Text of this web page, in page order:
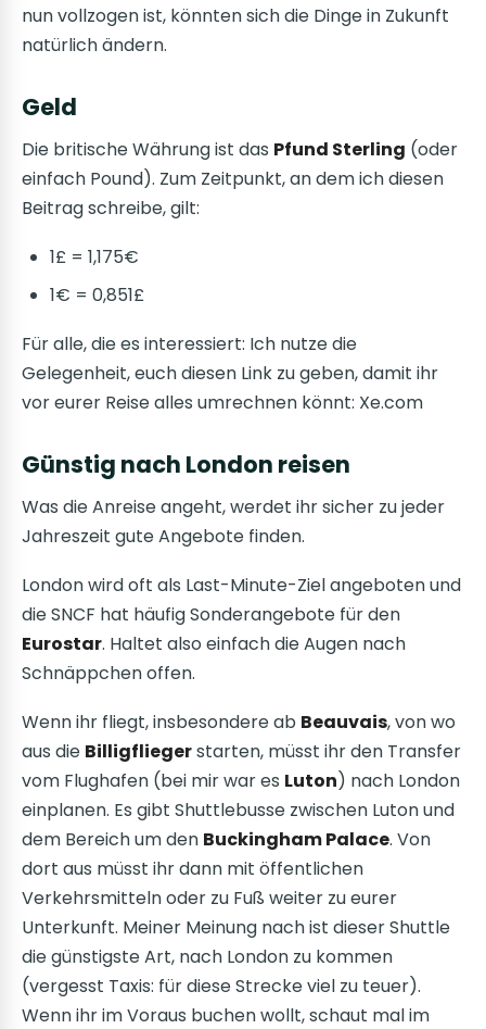
nun vollzogen ist, könnten sich die Dinge in Zukunft
natürlich ändern.
Geld
Die britische Währung ist das Pfund Sterling (oder
einfach Pound). Zum Zeitpunkt, an dem ich diesen
Beitrag schreibe, gilt:
1£ = 1,175€
1€ = 0,851£
Für alle, die es interessiert: Ich nutze die
Gelegenheit, euch diesen Link zu geben, damit ihr
vor eurer Reise alles umrechnen könnt: Xe.com
Günstig nach London reisen
Was die Anreise angeht, werdet ihr sicher zu jeder
Jahreszeit gute Angebote finden.
London wird oft als Last-Minute-Ziel angeboten und
die SNCF hat häufig Sonderangebote für den
Eurostar. Haltet also einfach die Augen nach
Schnäppchen offen.
Wenn ihr fliegt, insbesondere ab Beauvais, von wo
aus die Billigfliegerstarten, müsst ihr den Transfer
vom Flughafen (bei mir war es Luton) nach London
einplanen. Es gibt Shuttlebusse zwischen Luton und
dem Bereich um den Buckingham Palace. Von
dort aus müsst ihr dann mit öffentlichen
Verkehrsmitteln oder zu Fuß weiter zu eurer
Unterkunft. Meiner Meinung nach ist dieser Shuttle
die günstigste Art, nach London zu kommen
(vergesst Taxis: für diese Strecke viel zu teuer).
Wenn ihr im Voraus buchen wollt, schaut mal im